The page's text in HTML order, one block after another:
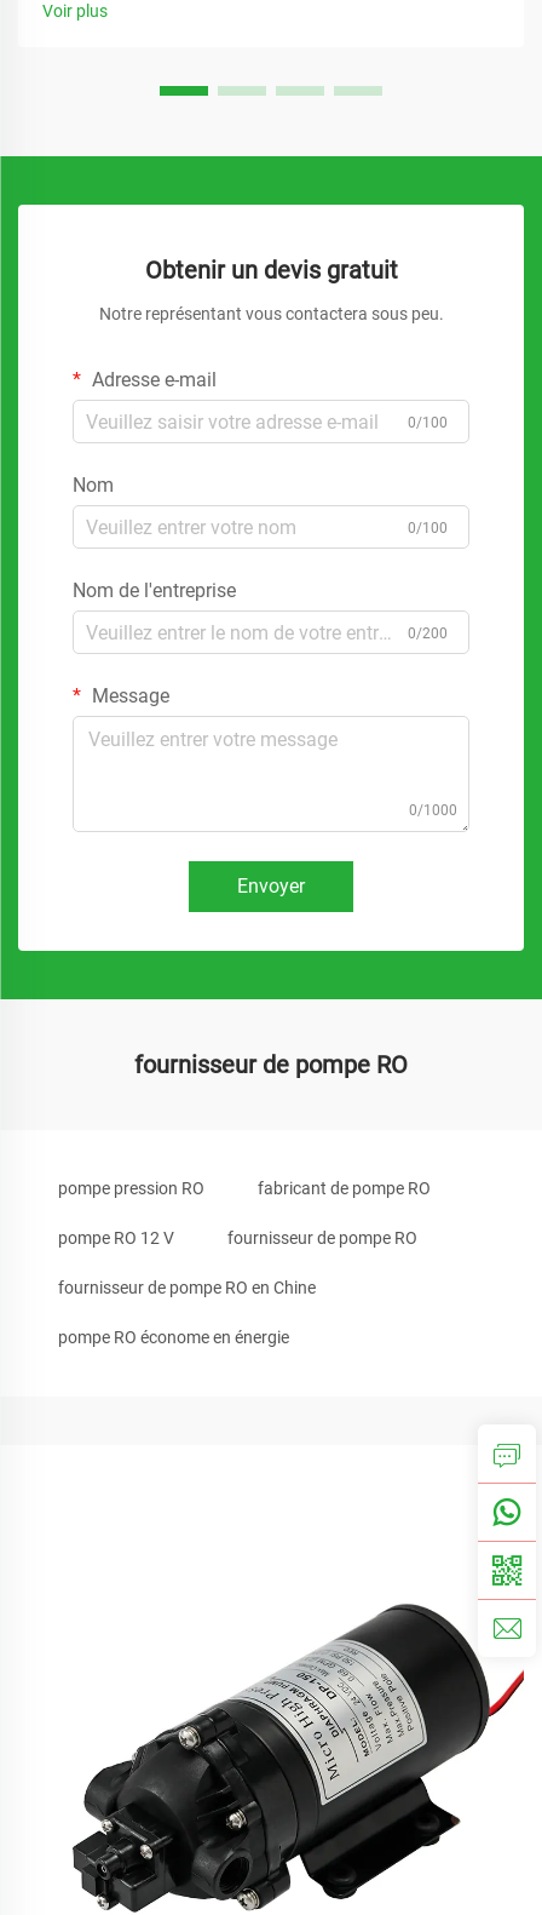
pneumatique à diaphragme se distingue comme une solution
Voir plus
Obtenir un devis gratuit
Notre représentant vous contactera sous peu.
Adresse e-mail
0/100
Nom
0/100
Nom de l'entreprise
0/200
Message
0/1000
Envoyer
fournisseur de pompe RO
pompe pression RO fabricant de pompe RO
pompe RO 12 V fournisseur de pompe RO
fournisseur de pompe RO en Chine
pompe RO économe en énergie